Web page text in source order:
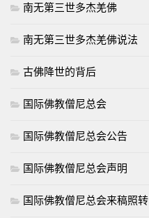
南无第三世多杰羌佛
南无第三世多杰羌佛说法
古佛降世的背后
国际佛教僧尼总会
国际佛教僧尼总会公告
国际佛教僧尼总会声明
国际佛教僧尼总会来稿照转